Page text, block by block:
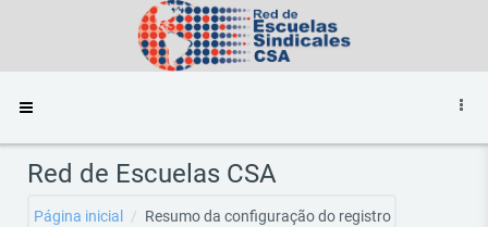
Painel lateral
Ir para o conteúdo principal
Red de Escuelas CSA
Página inicial Resumo da configuração do registro